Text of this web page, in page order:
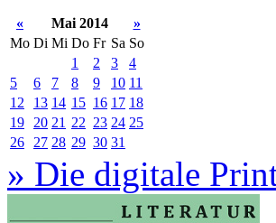
« Mai 2014
»
Mo Di Mi Do Fr Sa So
1
2 3
4
5
6 7 8 9 10 11
12
13 14 15 16 17 18
19
20 21 22 23 24 25
26
27 28 29 30 31
» Die digitale